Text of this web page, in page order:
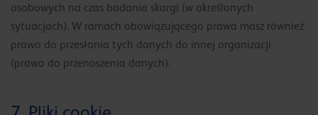
osobowych na czas badania skargi (w określonych
sytuacjach). W ramach obowiązującego prawa masz również
prawo do przesłania tych danych do innej organizacji
(prawo do przenoszenia danych).